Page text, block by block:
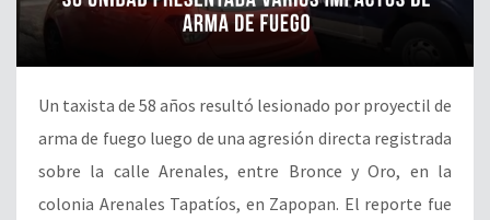
Un taxista de 58 años resultó lesionado por proyectil de
arma de fuego luego de una agresión directa registrada
sobre la calle Arenales, entre Bronce y Oro, en la
colonia Arenales Tapatíos, en Zapopan. El reporte fue